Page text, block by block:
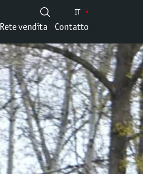
Rete vendita Contatto
IT